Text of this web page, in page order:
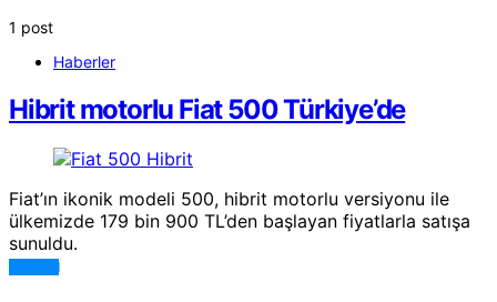
1 post
Haberler
Hibrit motorlu Fiat 500 Türkiye’de
Fiat’ın ikonik modeli 500, hibrit motorlu versiyonu ile
ülkemizde 179 bin 900 TL’den başlayan fiyatlarla satışa
sunuldu.
DEVAMI